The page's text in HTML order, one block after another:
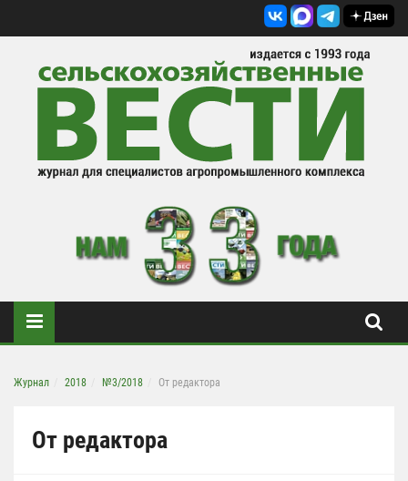
Журнал 2018 №3/2018 От редактора
От редактора